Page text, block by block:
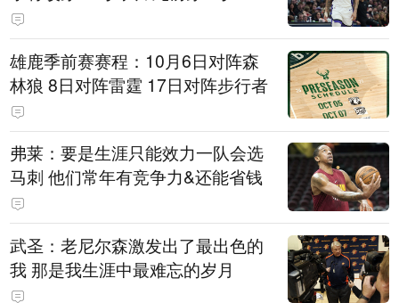
雄鹿季前赛赛程：10月6日对阵森
林狼 8日对阵雷霆 17日对阵步行者
弗莱：要是生涯只能效力一队会选
马刺 他们常年有竞争力&还能省钱
武圣：老尼尔森激发出了最出色的
我 那是我生涯中最难忘的岁月